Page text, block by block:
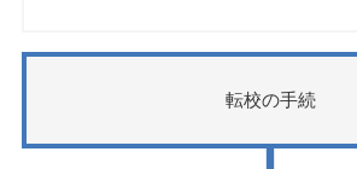
転校の手続